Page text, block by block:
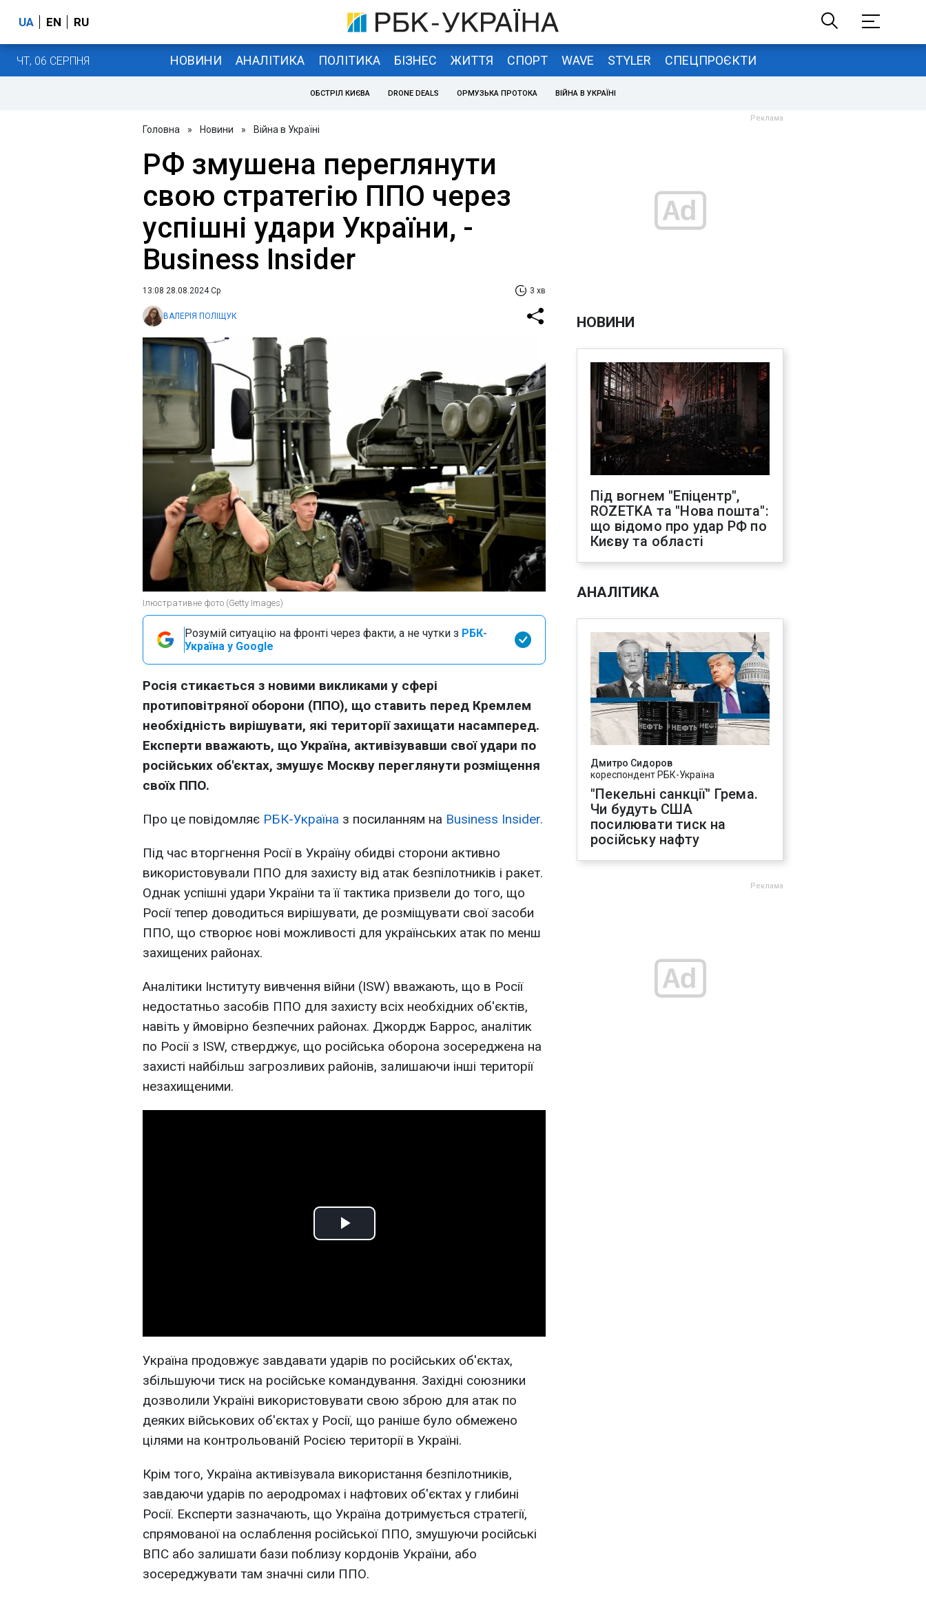
UA EN RU
ЧТ, 06 СЕРПНЯ НОВИНИ АНАЛІТИКА ПОЛІТИКА БІЗНЕС ЖИТТЯ СПОРТ WAVE STYLER СПЕЦПРОЄКТИ
ОБСТРІЛ КИЄВА DRONE DEALS ОРМУЗЬКА ПРОТОКА ВІЙНА В УКРАЇНІ
Головна » Новини » Війна в Україні
РФ змушена переглянути
свою стратегію ППО через
успішні удари України, -
Business Insider
13:08 28.08.2024 Ср 3 хв
ВАЛЕРІЯ ПОЛІЩУК
Ілюстративне фото (Getty Images)
Розумій ситуацію на фронті через факти, а не чутки з РБК-
Україна у Google
Росія стикається з новими викликами у сфері
протиповітряної оборони (ППО), що ставить перед Кремлем
необхідність вирішувати, які території захищати насамперед.
Експерти вважають, що Україна, активізувавши свої удари по
російських об'єктах, змушує Москву переглянути розміщення
своїх ППО.
Про це повідомляє РБК-Україна з посиланням на Business Insider.
Під час вторгнення Росії в Україну обидві сторони активно
використовували ППО для захисту від атак безпілотників і ракет.
Однак успішні удари України та її тактика призвели до того, що
Росії тепер доводиться вирішувати, де розміщувати свої засоби
ППО, що створює нові можливості для українських атак по менш
захищених районах.
Аналітики Інституту вивчення війни (ISW) вважають, що в Росії
недостатньо засобів ППО для захисту всіх необхідних об'єктів,
навіть у ймовірно безпечних районах. Джордж Баррос, аналітик
по Росії з ISW, стверджує, що російська оборона зосереджена на
захисті найбільш загрозливих районів, залишаючи інші території
незахищеними.
Play
Україна продовжує завдавати ударів по російських об'єктах,
збільшуючи тиск на російське командування. Західні союзники
дозволили Україні використовувати свою зброю для атак по
деяких військових об'єктах у Росії, що раніше було обмежено
цілями на контрольованій Росією території в Україні.
Крім того, Україна активізувала використання безпілотників,
завдаючи ударів по аеродромах і нафтових об'єктах у глибині
Росії. Експерти зазначають, що Україна дотримується стратегії,
спрямованої на ослаблення російської ППО, змушуючи російські
ВПС або залишати бази поблизу кордонів України, або
зосереджувати там значні сили ППО.
НОВИНИ
Під вогнем "Епіцентр",
ROZETKA та "Нова пошта":
що відомо про удар РФ по
Києву та області
АНАЛІТИКА
Дмитро Сидоров
кореспондент РБК-Україна
"Пекельні санкції" Грема.
Чи будуть США
посилювати тиск на
російську нафту